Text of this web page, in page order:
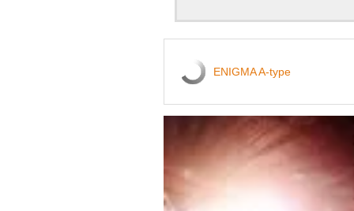
ENIGMA A-type